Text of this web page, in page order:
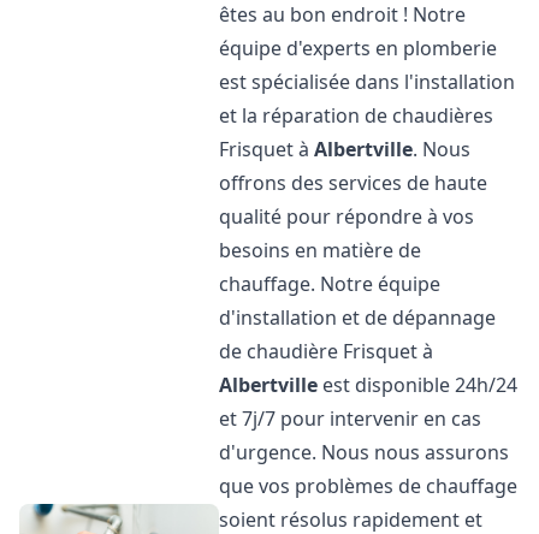
êtes au bon endroit ! Notre
équipe d'experts en plomberie
est spécialisée dans l'installation
et la réparation de chaudières
Frisquet àAlbertville. Nous
offrons des services de haute
qualité pour répondre à vos
besoins en matière de
chauffage. Notre équipe
d'installation et de dépannage
de chaudière Frisquet à
Albertville est disponible 24h/24
et 7j/7 pour intervenir en cas
d'urgence. Nous nous assurons
que vos problèmes de chauffage
soient résolus rapidement et